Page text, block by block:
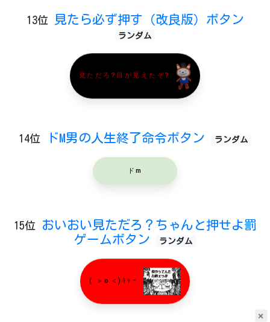
×
13位 見たら必ず押す（改良版）ボタン
ランダム
見ただろ?目が見えたぞ?
14位 ドM男の人生終了命令ボタン ランダム
ドm
15位
おいおい見ただろ？ちゃんと押せよ罰
ゲームボタン
ランダム
( ＞o＜)ｷｬｰ